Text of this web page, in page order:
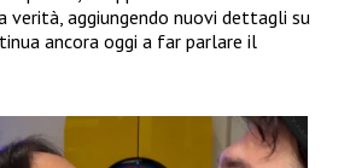
verità, aggiungendo nuovi dettagli su
ancora oggi a far parlare il